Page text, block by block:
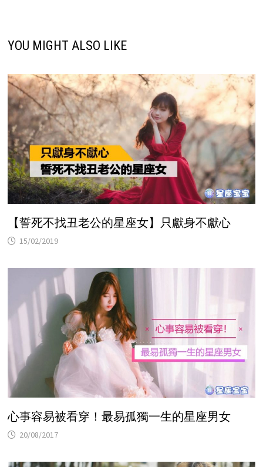
YOU MIGHT ALSO LIKE
【誓死不找丑老公的星座女】只獻身不獻心
15/02/2019
心事容易被看穿！最易孤獨一生的星座男女
20/08/2017